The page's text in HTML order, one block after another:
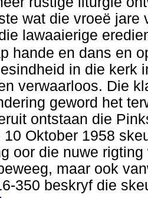
wat die vroeë jare
lawaaierige
hande en dans en
in die kerk
verwaarloos. Die
geword het
ontstaan die
10 Oktober 1958
oor die nuwe
maar ook
350 beskryf die